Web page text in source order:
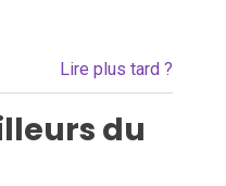
Lire plus tard ?
du